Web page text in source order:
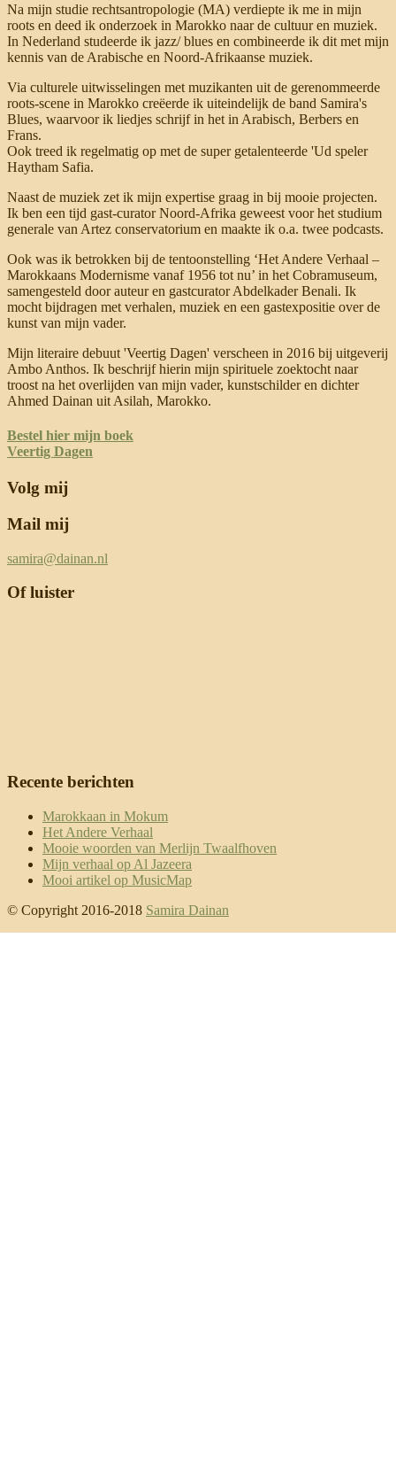
Na mijn studie rechtsantropologie (MA) verdiepte ik me in mijn
roots en deed ik onderzoek in Marokko naar de cultuur en muziek.
In Nederland studeerde ik jazz/ blues en combineerde ik dit met mijn
kennis van de Arabische en Noord-Afrikaanse muziek.
Via culturele uitwisselingen met muzikanten uit de gerenommeerde
roots-scene in Marokko creëerde ik uiteindelijk de band Samira's
Blues, waarvoor ik liedjes schrijf in het in Arabisch, Berbers en
Frans.
Ook treed ik regelmatig op met de super getalenteerde 'Ud speler
Haytham Safia.
Naast de muziek zet ik mijn expertise graag in bij mooie projecten.
Ik ben een tijd gast-curator Noord-Afrika geweest voor het studium
generale van Artez conservatorium en maakte ik o.a. twee podcasts.
Ook was ik betrokken bij de tentoonstelling ‘Het Andere Verhaal –
Marokkaans Modernisme vanaf 1956 tot nu’ in het Cobramuseum,
samengesteld door auteur en gastcurator Abdelkader Benali. Ik
mocht bijdragen met verhalen, muziek en een gastexpositie over de
kunst van mijn vader.
Mijn literaire debuut 'Veertig Dagen' verscheen in 2016 bij uitgeverij
Ambo Anthos. Ik beschrijf hierin mijn spirituele zoektocht naar
troost na het overlijden van mijn vader, kunstschilder en dichter
Ahmed Dainan uit Asilah, Marokko.
Bestel hier mijn boek
Veertig Dagen
Volg mij
Mail mij
samira@dainan.nl
Of luister
Recente berichten
Marokkaan in Mokum
Het Andere Verhaal
Mooie woorden van Merlijn Twaalfhoven
Mijn verhaal op Al Jazeera
Mooi artikel op MusicMap
© Copyright 2016-2018 Samira Dainan